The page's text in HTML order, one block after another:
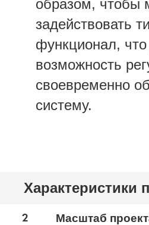
образом, чтобы
задействовать
функционал, что
возможность
своевременно
систему.
Характеристики
2 Масштаб